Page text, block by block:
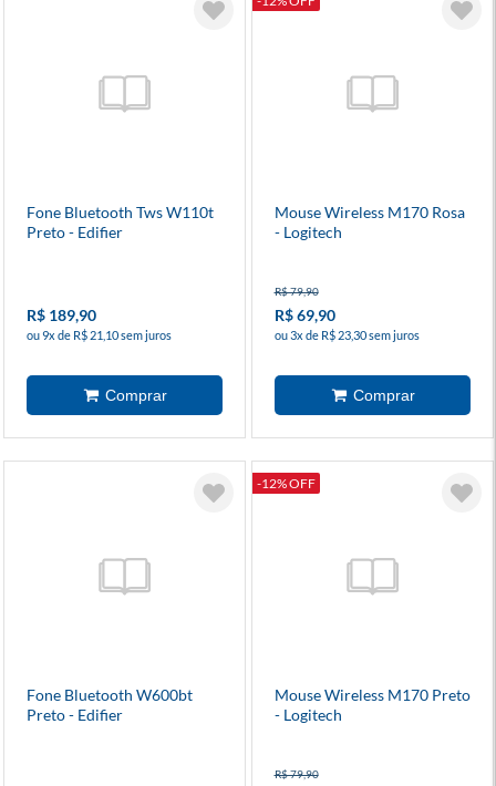
Fone Bluetooth Tws W110t
Preto - Edifier
R$ 189,90
ou 9x de R$ 21,10 sem juros
Mouse Wireless M170 Rosa
- Logitech
R$ 79,90
R$ 69,90
ou 3x de R$ 23,30 sem juros
Fone Bluetooth W600bt
Preto - Edifier
-12% OFF
Mouse Wireless M170 Preto
- Logitech
R$ 79,90